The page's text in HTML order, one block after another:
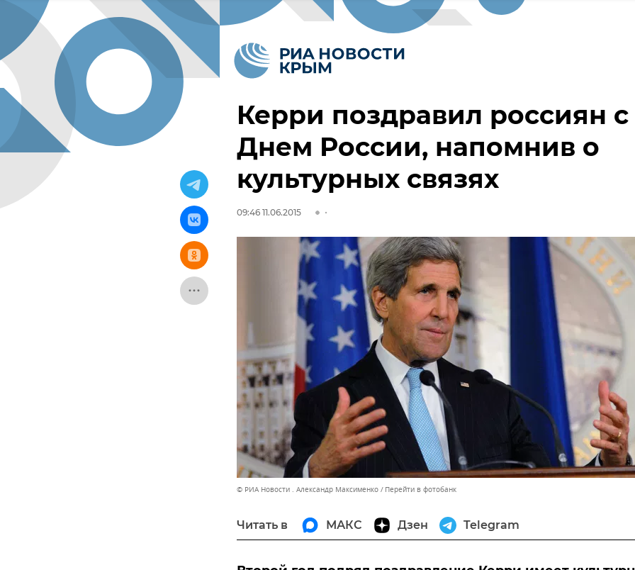
Керри поздравил россиян с
Днем России, напомнив о
культурных связях
09:46 11.06.2015
© РИА Новости . Александр Максименко Перейти в фотобанк
Читать в МАКС Дзен Telegram